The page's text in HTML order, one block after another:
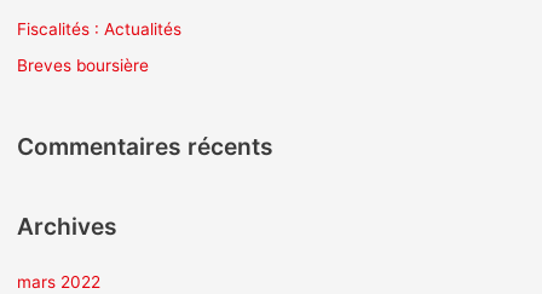
e
Fiscalités : Actualités
Breves boursière
Commentaires récents
Archives
mars 2022